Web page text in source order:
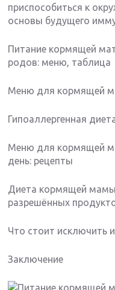
приспособиться к
основы будущего
Питание кормящей
родов: меню, таблица
Меню для кормящей
Гипоаллергенная
Меню для кормящей
день: рецепты
Диета кормящей
разрешённых
Что стоит исключить
Заключение